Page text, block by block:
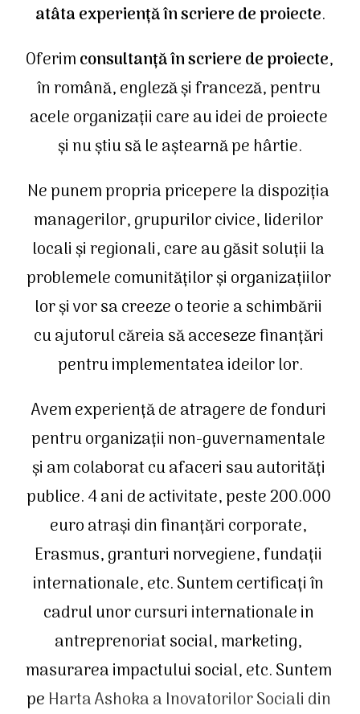
atâta experiență în scriere de proiecte.
Oferim consultanță în scriere de proiecte,
în română, engleză și franceză, pentru
acele organizații care au idei de proiecte
și nu știu să le aștearnă pe hârtie.
Ne punem propria pricepere la dispoziția
managerilor, grupurilor civice, liderilor
locali și regionali, care au găsit soluții la
problemele comunităților și organizațiilor
lor și vor sa creeze o teorie a schimbării
cu ajutorul căreia să acceseze finanțări
pentru implementatea ideilor lor.
Avem experiență de atragere de fonduri
pentru organizații non-guvernamentale
și am colaborat cu afaceri sau autorități
publice. 4 ani de activitate, peste 200.000
euro atrași din finanțări corporate,
Erasmus, granturi norvegiene, fundații
internationale, etc. Suntem certificați în
cadrul unor cursuri internationale in
antreprenoriat social, marketing,
masurarea impactului social, etc. Suntem
pe Harta Ashoka a Inovatorilor Sociali din